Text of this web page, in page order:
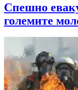
Спешно
големите